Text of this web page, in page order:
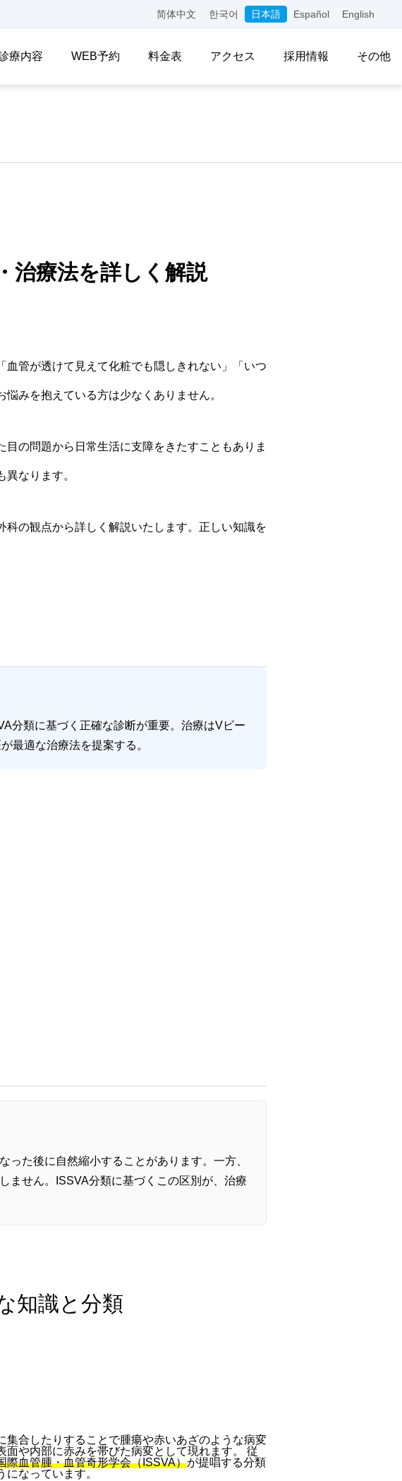
简体中文 한국어 日本語 Español English
療内容 WEB予約 料金表 アクセス 採用情報 その他
治療法を詳しく解説
管が透けて見えて化粧でも隠しきれない」「いつ
みを抱えている方は少なくありません。
の問題から日常生活に支障をきたすこともありま
なります。
の観点から詳しく解説いたします。正しい知識を
分類に基づく正確な診断が重要。治療はVビー
最適な治療法を提案する。
た後に自然縮小することがあります。一方、
ません。ISSVA分類に基づくこの区別が、治療
知識と分類
合したりすることで腫瘍や赤いあざのような病変
面や内部に赤みを帯びた病変として現れます。 従
際血管腫・血管奇形学会（ISSVA）が提唱する分類
なっています。